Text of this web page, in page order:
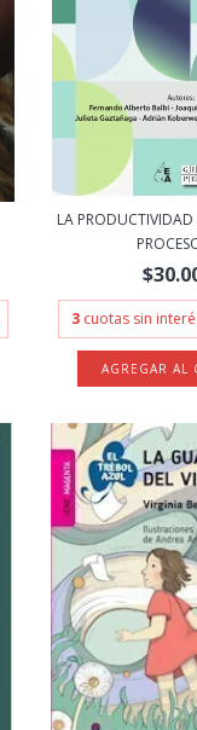
LA PRODUCTIVIDAD
3 cuotas sin